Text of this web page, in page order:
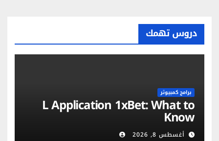
دروس تهمك
برامج كمبيوتر
L Application 1xBet: What to
Know
أغسطس 8, 2026